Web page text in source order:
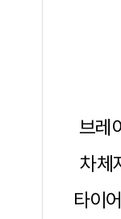
브레
차체
타이